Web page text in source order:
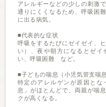
アレルギーなどの少しの刺激
通りにくくなるため、呼吸困
に出る病気。
■代表的な症状
呼吸をするたびにゼイゼイ、
い）、夜や朝方になるとゼイ
い、呼吸困難 など。
■子どもの喘息（小児気管支喘息
特定のアレルゲンが原因とな
息」がほとんどで、両親が喘
クが高くなる。